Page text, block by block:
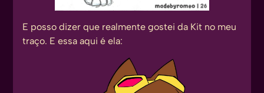
E posso dizer que realmente gostei da Kit no meu
traço. E essa aqui é ela: